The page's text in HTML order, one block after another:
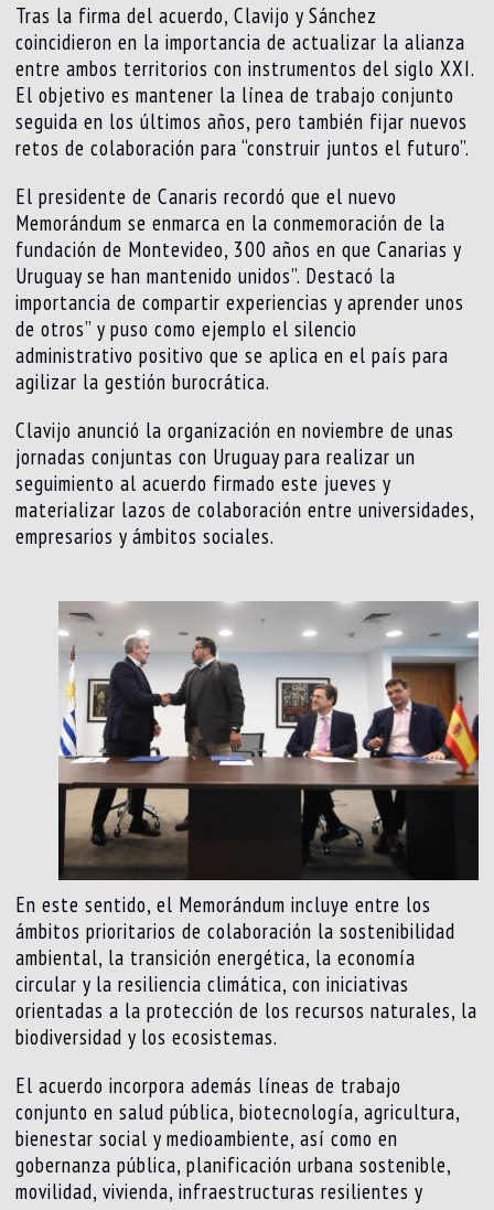
Tras la firma del acuerdo, Clavijo y Sánchez
coincidieron en la importancia de actualizar la alianza
entre ambos territorios con instrumentos del siglo XXI.
El objetivo es mantener la línea de trabajo conjunto
seguida en los últimos años, pero también fijar nuevos
retos de colaboración para “construir juntos el futuro”.
El presidente de Canaris recordó que el nuevo
Memorándum se enmarca en la conmemoración de la
fundación de Montevideo, 300 años en que Canarias y
Uruguay se han mantenido unidos”. Destacó la
importancia de compartir experiencias y aprender unos
de otros” y puso como ejemplo el silencio
administrativo positivo que se aplica en el país para
agilizar la gestión burocrática.
Clavijo anunció la organización en noviembre de unas
jornadas conjuntas con Uruguay para realizar un
seguimiento al acuerdo firmado este jueves y
materializar lazos de colaboración entre universidades,
empresarios y ámbitos sociales.
En este sentido, el Memorándum incluye entre los
ámbitos prioritarios de colaboración la sostenibilidad
ambiental, la transición energética, la economía
circular y la resiliencia climática, con iniciativas
orientadas a la protección de los recursos naturales, la
biodiversidad y los ecosistemas.
El acuerdo incorpora además líneas de trabajo
conjunto en salud pública, biotecnología, agricultura,
bienestar social y medioambiente, así como en
gobernanza pública, planificación urbana sostenible,
movilidad, vivienda, infraestructuras resilientes y